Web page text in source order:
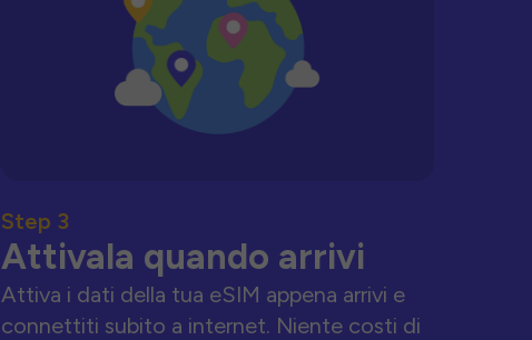
Step 3
Attivala quando arrivi
Attiva i dati della tua eSIM appena arrivi e
connettiti subito a internet. Niente costi di